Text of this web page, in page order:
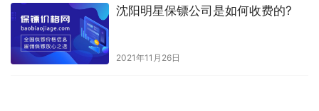
沈阳明星保镖公司是如何收费的?
2021年11月26日